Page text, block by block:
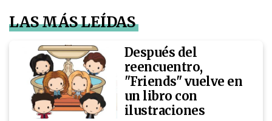
LAS MÁS LEÍDAS
Después del
reencuentro,
"Friends" vuelve en
un libro con
ilustraciones